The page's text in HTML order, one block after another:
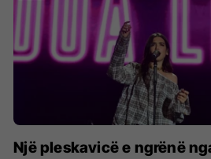
Një pleskavicë e ngrënë